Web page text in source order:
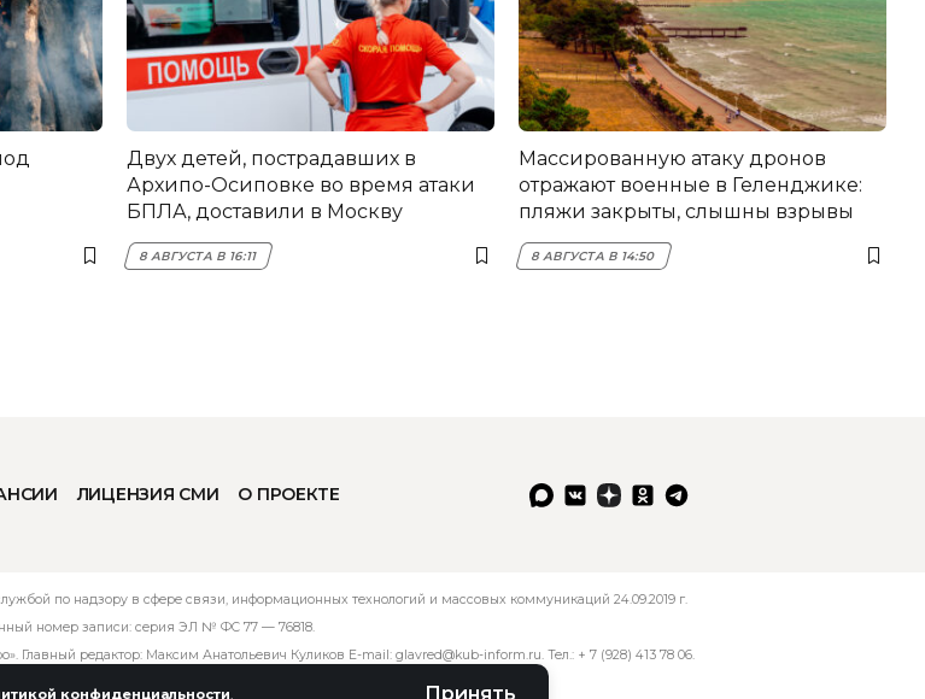
конфиденциальности Принять
Двух детей, пострадавших в
Архипо-Осиповке во время атаки
БПЛА, доставили в Москву
8 АВГУСТА В 16:11
Массированную атаку дронов
отражают военные в Геленджике:
пляжи закрыты, слышны взрывы
8 АВГУСТА В 14:50
ЛИЦЕНЗИЯ СМИ О ПРОЕКТЕ
по надзору в сфере связи, информационных технологий и массовых коммуникаций 24.09.2019 г.
номер записи: серия ЭЛ № ФС 77 — 76818.
Главный редактор: Максим Анатольевич Куликов E-mail: glavred@kub-inform.ru. Тел.: + 7 (928) 413 78 06.